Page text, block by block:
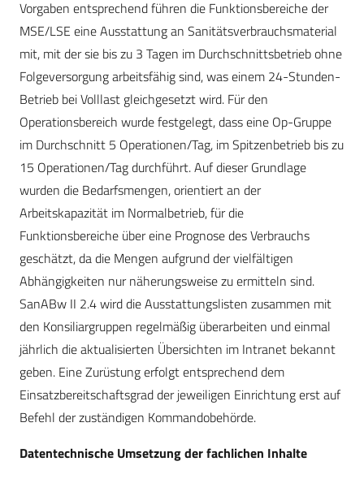
Vorgaben entsprechend führen die Funktionsbereiche der
MSE/LSE eine Ausstattung an Sanitätsverbrauchsmaterial
mit, mit der sie bis zu 3 Tagen im Durchschnittsbetrieb ohne
Folgeversorgung arbeitsfähig sind, was einem 24-Stunden-
Betrieb bei Volllast gleichgesetzt wird. Für den
Operationsbereich wurde festgelegt, dass eine Op-Gruppe
im Durchschnitt 5 Operationen/Tag, im Spitzenbetrieb bis zu
15 Operationen/Tag durchführt. Auf dieser Grundlage
wurden die Bedarfsmengen, orientiert an der
Arbeitskapazität im Normalbetrieb, für die
Funktionsbereiche über eine Prognose des Verbrauchs
geschätzt, da die Mengen aufgrund der vielfältigen
Abhängigkeiten nur näherungsweise zu ermitteln sind.
SanABw II 2.4 wird die Ausstattungslisten zusammen mit
den Konsiliargruppen regelmäßig überarbeiten und einmal
jährlich die aktualisierten Übersichten im Intranet bekannt
geben. Eine Zurüstung erfolgt entsprechend dem
Einsatzbereitschaftsgrad der jeweiligen Einrichtung erst auf
Befehl der zuständigen Kommandobehörde.
Datentechnische Umsetzung der fachlichen Inhalte